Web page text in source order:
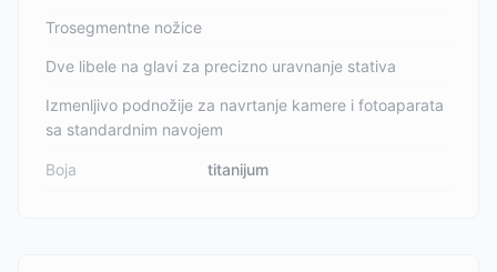
Trosegmentne nožice
Dve libele na glavi za precizno uravnanje stativa
Izmenljivo podnožije za navrtanje kamere i fotoaparata
sa standardnim navojem
Boja titanijum